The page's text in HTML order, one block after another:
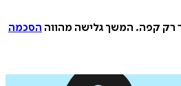
רק קפה. המשך גלישה מהווה הסכמה